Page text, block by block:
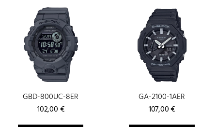
GBD-800UC-8ER
102,00€
GA-2100-1AER
107,00€